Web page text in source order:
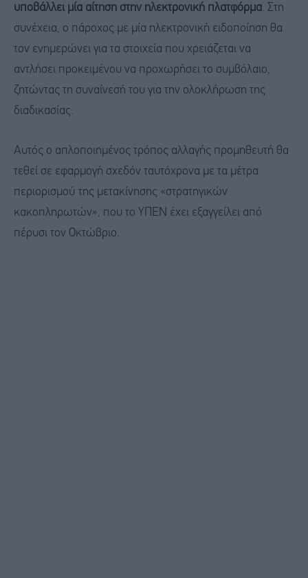
υποβάλλει μία αίτηση στην ηλεκτρονική πλατφόρμα. Στη
συνέχεια, ο πάροχος με μία ηλεκτρονική ειδοποίηση θα
τον ενημερώνει για τα στοιχεία που χρειάζεται να
αντλήσει προκειμένου να προχωρήσει το συμβόλαιο,
ζητώντας τη συναίνεσή του για την ολοκλήρωση της
διαδικασίας.
Αυτός ο απλοποιημένος τρόπος αλλαγής προμηθευτή θα
τεθεί σε εφαρμογή σχεδόν ταυτόχρονα με τα μέτρα
περιορισμού της μετακίνησης «στρατηγικών
κακοπληρωτών», που το ΥΠΕΝ έχει εξαγγείλει από
πέρυσι τον Οκτώβριο.